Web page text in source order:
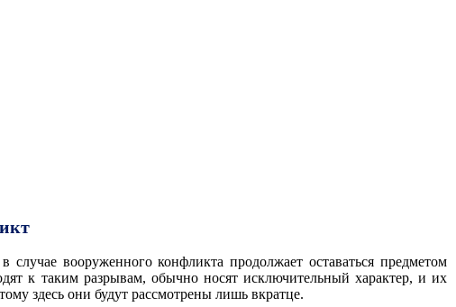
вооруженного конфликта продолжает оставаться предметом
к таким разрывам, обычно носят исключительный характер, и их
здесь они будут рассмотрены лишь вкратце.